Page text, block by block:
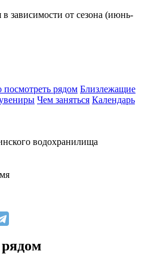
в зависимости от сезона (июнь-
посмотреть рядом Близлежащие
Чем заняться Календарь
водохранилища